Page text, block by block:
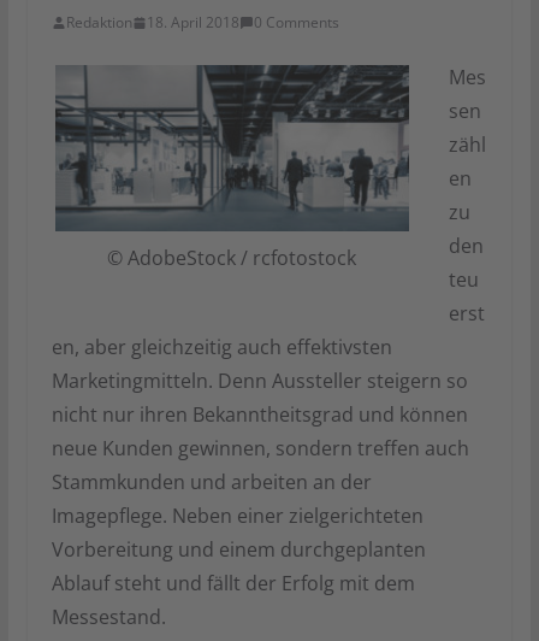
Redaktion 18. April 2018 0 Comments
© AdobeStock / rcfotostock
Mes
sen
zähl
en
zu
den
teu
erst
en, aber gleichzeitig auch effektivsten
Marketingmitteln. Denn Aussteller steigern so
nicht nur ihren Bekanntheitsgrad und können
neue Kunden gewinnen, sondern treffen auch
Stammkunden und arbeiten an der
Imagepflege. Neben einer zielgerichteten
Vorbereitung und einem durchgeplanten
Ablauf steht und fällt der Erfolg mit dem
Messestand.